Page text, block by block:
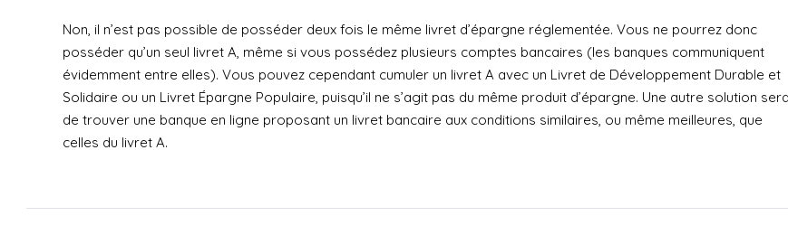
Non, il n’est pas possible de posséder deux fois le même livret d’épargne réglementée. Vous ne pourrez donc
posséder qu’un seul livret A, même si vous possédez plusieurs comptes bancaires (les banques communiquent
évidemment entre elles). Vous pouvez cependant cumuler un livret A avec un Livret de Développement Durable et
Solidaire ou un Livret Épargne Populaire, puisqu’il ne s’agit pas du même produit d’épargne. Une autre solution
de trouver une banque en ligne proposant un livret bancaire aux conditions similaires, ou même meilleures, que
celles du livret A.